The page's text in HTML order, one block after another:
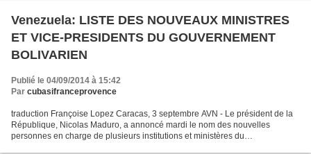
Venezuela: LISTE DES NOUVEAUX MINISTRES
ET VICE-PRESIDENTS DU GOUVERNEMENT
BOLIVARIEN
Publié le 04/09/2014 à 15:42
Par cubasifranceprovence
traduction Françoise Lopez Caracas, 3 septembre AVN - Le président de la
République, Nicolas Maduro, a annoncé mardi le nom des nouvelles
personnes en charge de plusieurs institutions et ministères du